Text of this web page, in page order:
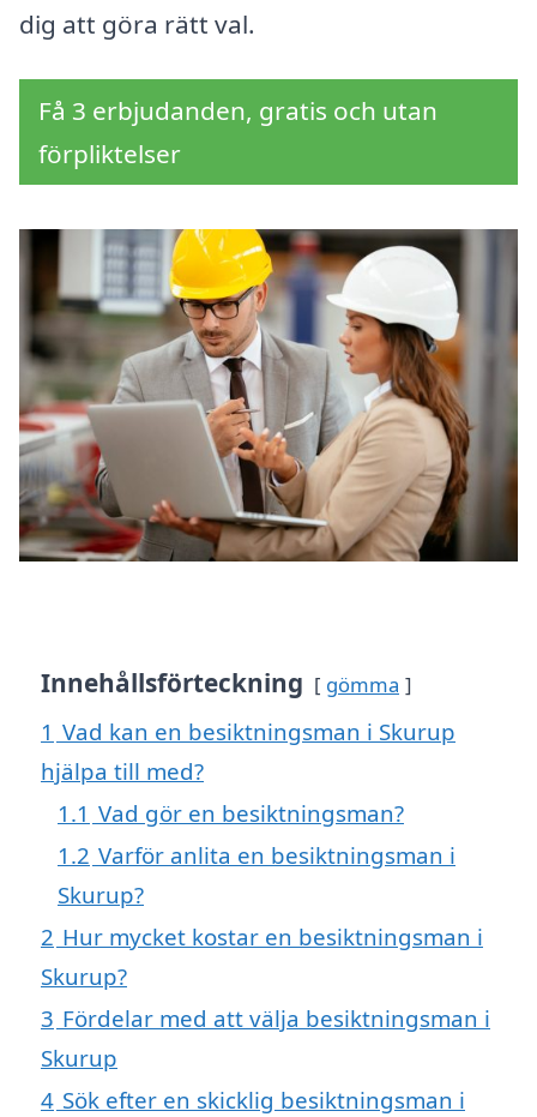
dig att göra rätt val.
Få 3 erbjudanden, gratis och utan
förpliktelser
Innehållsförteckning gömma
1 Vad kan en besiktningsman i Skurup
hjälpa till med?
1.1 Vad gör en besiktningsman?
1.2 Varför anlita en besiktningsman i
Skurup?
2 Hur mycket kostar en besiktningsman i
Skurup?
3 Fördelar med att välja besiktningsman i
Skurup
4 Sök efter en skicklig besiktningsman i